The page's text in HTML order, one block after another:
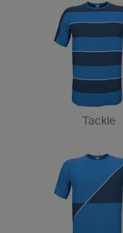
Tackle